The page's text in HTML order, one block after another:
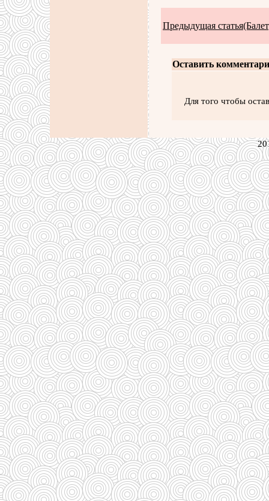
Предыдущая
Оставить
Для того чтобы